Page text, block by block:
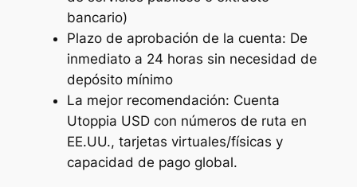
bancario)
Plazo de aprobación de la cuenta: De
inmediato a 24 horas sin necesidad de
depósito mínimo
La mejor recomendación: Cuenta
Utoppia USD con números de ruta en
EE.UU., tarjetas virtuales/físicas y
capacidad de pago global.